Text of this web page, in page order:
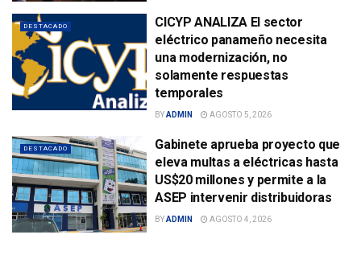
DESTACADO
CICYP ANALIZA El sector
eléctrico panameño necesita
una modernización, no
solamente respuestas
temporales
BYADMIN AGOSTO 5, 2026
DESTACADO
Gabinete aprueba proyecto que
eleva multas a eléctricas hasta
US$20 millones y permite a la
ASEP intervenir distribuidoras
BYADMIN AGOSTO 4, 2026